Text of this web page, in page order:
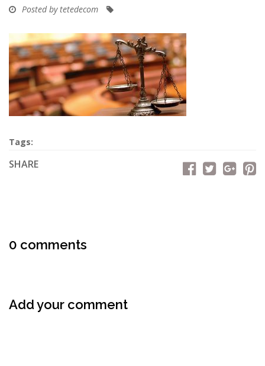
Posted by tetedecom
Tags:
SHARE
0 comments
Add your comment